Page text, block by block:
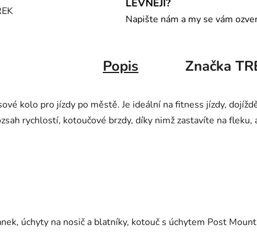
LEVNĚJI?
Napište nám a my se vám
Popis Značka
kolo pro jízdy po městě. Je ideální na fitness jízdy,
rychlostí, kotoučové brzdy, díky nimž zastavíte na
úchyty na nosič a blatníky, kotouč s úchytem Post